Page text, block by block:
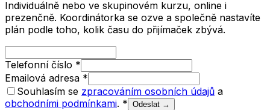
Individuálně nebo ve skupinovém kurzu, online i
prezenčně. Koordinátorka se ozve a společně nastavíte
plán podle toho, kolik času do přijímaček zbývá.
Telefonní číslo *
Emailová adresa *
Souhlasím se zpracováním osobních údajů a
obchodními podmínkami. * Odeslat →